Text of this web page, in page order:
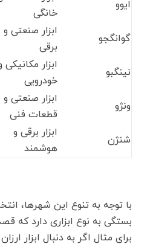
ایوو
خانگی
گوانگجو
ابزار صنعتی و
برقی
نینگبو
ابزار مکانیکی
خودرویی
ونژو
ابزار صنعتی و
قطعات فنی
شنژن
ابزار برقی و
هوشمند
با توجه به تنوع این شهرها،
بستگی به نوع ابزاری دارد که
برای مثال اگر به دنبال ابزار